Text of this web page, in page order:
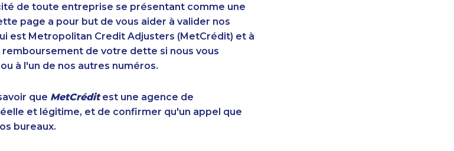
de toute entreprise se présentant comme une
page a pour but de vous aider à valider nos
est Metropolitan Credit Adjusters (MetCrédit) et à
de votre dette si nous vous
à l'un de nos autres numéros.
que MetCréditest une agence de
et légitime, et de confirmer qu'un appel que
bureaux.